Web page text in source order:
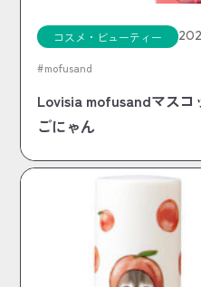
コスメ・ビューティー
mofusand
Lovisia mofusandマス
ごにゃん